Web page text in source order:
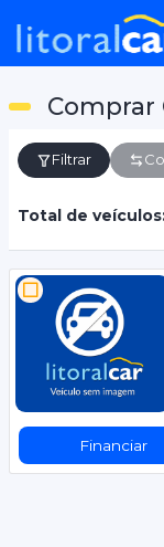
Comprar
Filtrar
Total de
Financiar